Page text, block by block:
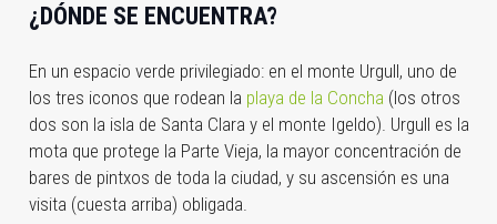
¿DÓNDE SE ENCUENTRA?
En un espacio verde privilegiado: en el monte Urgull, uno de
los tres iconos que rodean la playa de la Concha (los otros
dos son la isla de Santa Clara y el monte Igeldo). Urgull es la
mota que protege la Parte Vieja, la mayor concentración de
bares de pintxos de toda la ciudad, y su ascensión es una
visita (cuesta arriba) obligada.